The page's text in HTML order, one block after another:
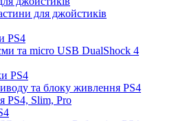
для джойстиків
PS4
та micro USB DualShock 4
PS4
та блоку живлення PS4
PS4, Slim, Pro